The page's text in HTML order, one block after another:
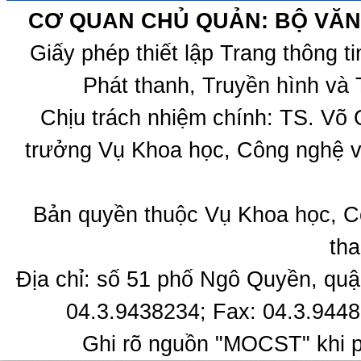
CƠ QUAN CHỦ QUẢN: BỘ
Giấy phép thiết lập Trang thông
Phát thanh, Truyền hình
Chịu trách nhiệm chính: TS.
trưởng Vụ Khoa học, Công nghệ
Bản quyền thuộc Vụ Khoa học,
Địa chỉ: số 51 phố Ngô Quyền,
04.3.9438234; Fax:
Ghi rõ nguồn "MOCST" khi